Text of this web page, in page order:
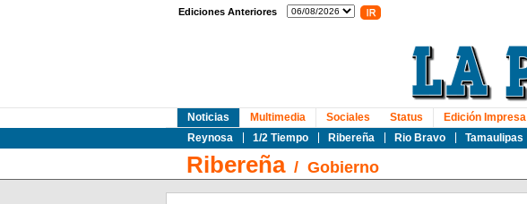
Ediciones Anteriores
Noticias
Reynosa
1/2 Tiempo Ribereña Rio Bravo Tamaulipas
Multimedia Sociales Status Edición Impresa
Ribereña/ Gobierno